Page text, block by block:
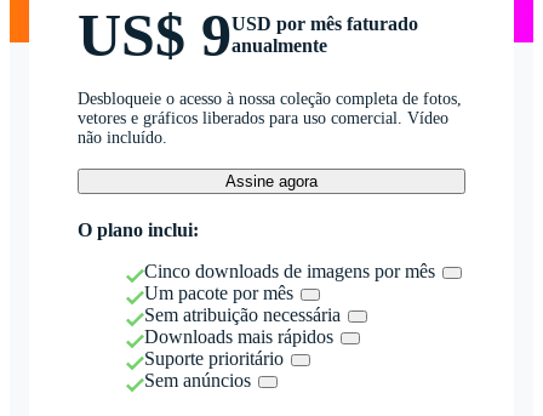
US$ 9USD por mês faturado
anualmente
Desbloqueie o acesso à nossa coleção completa de fotos,
vetores e gráficos liberados para uso comercial. Vídeo
não incluído.
Assine agora
O plano inclui:
Cinco downloads de imagens por mês
Um pacote por mês
Sem atribuição necessária
Downloads mais rápidos
Suporte prioritário
Sem anúncios